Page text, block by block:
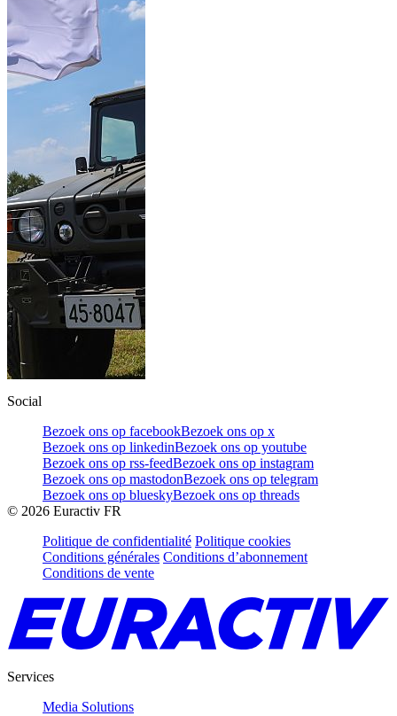
Social
Bezoek ons op facebookBezoek ons op x
Bezoek ons op linkedinBezoek ons op youtube
Bezoek ons op rss-feedBezoek ons op instagram
Bezoek ons op mastodonBezoek ons op telegram
Bezoek ons op blueskyBezoek ons op threads
© 2026 Euractiv FR
Politique de confidentialité Politique cookies
Conditions générales Conditions d’abonnement
Conditions de vente
Services
Media Solutions